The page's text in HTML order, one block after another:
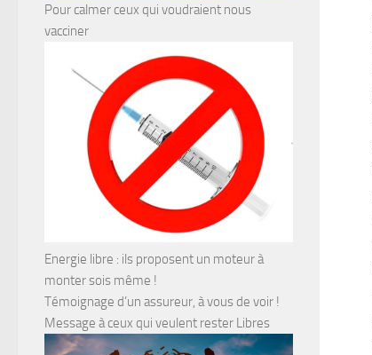
Pour calmer ceux qui voudraient nous
vacciner
Energie libre : ils proposent un moteur à
monter sois même !
Témoignage d’un assureur, à vous de voir !
Message à ceux qui veulent rester Libres